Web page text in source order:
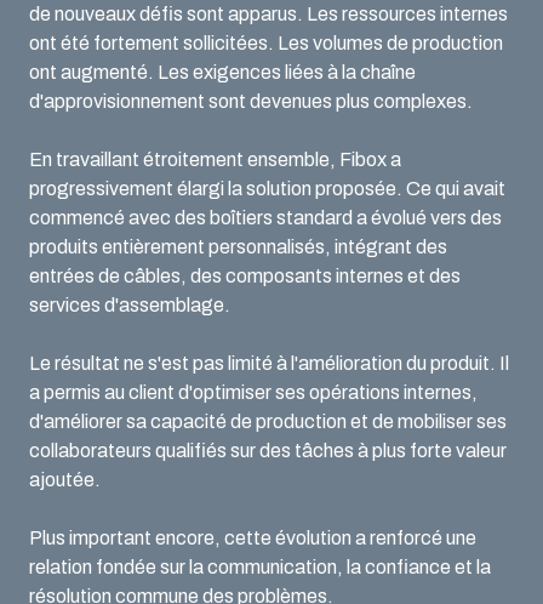
de nouveaux défis sont apparus. Les ressources internes
ont été fortement sollicitées. Les volumes de production
ont augmenté. Les exigences liées à la chaîne
d'approvisionnement sont devenues plus complexes.
En travaillant étroitement ensemble, Fibox a
progressivement élargi la solution proposée. Ce qui avait
commencé avec des boîtiers standard a évolué vers des
produits entièrement personnalisés, intégrant des
entrées de câbles, des composants internes et des
services d'assemblage.
Le résultat ne s'est pas limité à l'amélioration du produit. Il
a permis au client d'optimiser ses opérations internes,
d'améliorer sa capacité de production et de mobiliser ses
collaborateurs qualifiés sur des tâches à plus forte valeur
ajoutée.
Plus important encore, cette évolution a renforcé une
relation fondée sur la communication, la confiance et la
résolution commune des problèmes.